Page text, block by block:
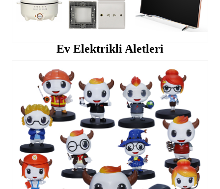
Ev Elektrikli Aletleri